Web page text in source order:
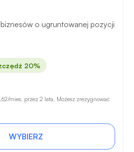
o ugruntowanej pozycji
20%
/mies. przez 2 lata. Możesz zrezygnować
WYBIERZ